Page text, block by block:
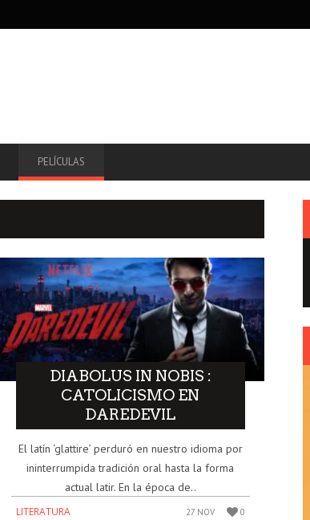
PELÍCULAS
DIABOLUS IN NOBIS :
CATOLICISMO EN
DAREDEVIL
El latín ‘glattire’ perduró en nuestro idioma por
ininterrumpida tradición oral hasta la forma
actual latir. En la época de..
LITERATURA 27 NOV 0